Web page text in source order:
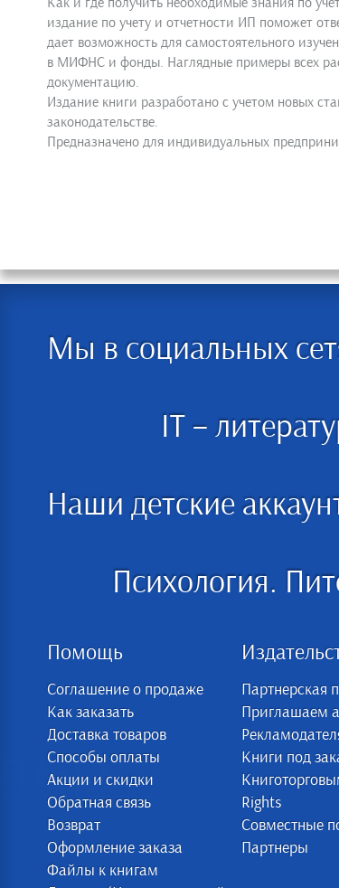
издание по учету и отчетности ИП поможет
дает возможность для самостоятельного
в МИФНС и фонды. Наглядные примеры всех
документацию.
Издание книги разработано с учетом новых
законодательстве.
Предназначено для индивидуальных
Мы в социальных
IT –
Наши детские
Психология.
Помощь
Соглашение о продаже
Как заказать
Доставка товаров
Способы оплаты
Акции и скидки
Обратная связь
Возврат
Оформление заказа
Файлы к книгам
Партнерская
Приглашаем
Книги под
Rights
Совместные
Партнеры